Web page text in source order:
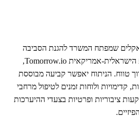
שמפתח המשרד להגנת הסביבה
אמריקאית Tomorrow.io
,
טווח. הניתוח יאפשר קביעה מבוססת
קדימויות ולוחות זמנים לטיפול מרחבי
ציבוריות ופרטיות בצעדי ההיערכות